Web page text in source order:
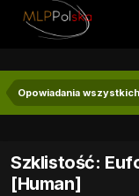
Opowiadania
Szklistość:
[Human]